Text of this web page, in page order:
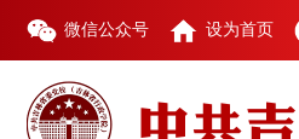
微信公众号 设为首页